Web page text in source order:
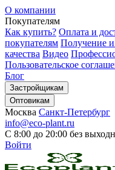
О компании
Покупателям
Как купить? Оплата и
покупателям Получение и
качества Видео
Пользовательское
Блог
Застройщикам
Оптовикам
Москва Санкт-Петербург
info@eco-plant.ru
С 8:00 до 20:00 без
Войти